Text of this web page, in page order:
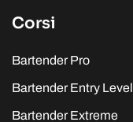
Corsi
Bartender Pro
Bartender Entry Level
Bartender Extreme